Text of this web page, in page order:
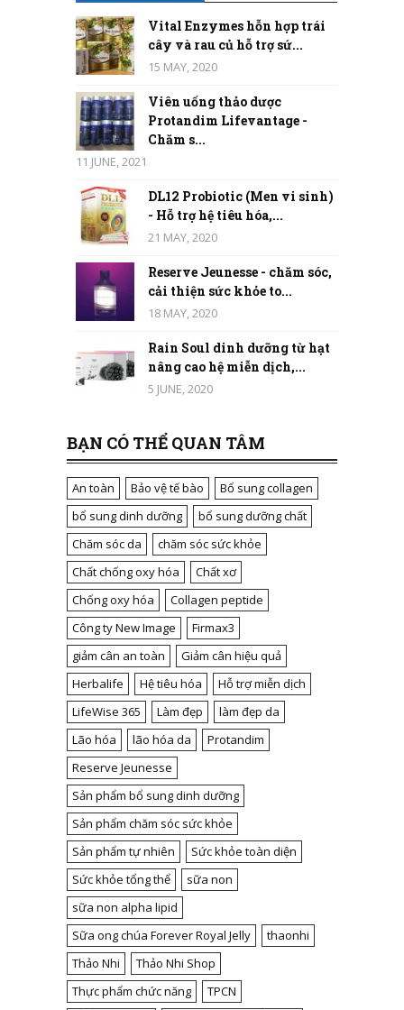
Vital Enzymes hỗn hợp trái
cây và rau củ hỗ trợ sứ...
15 MAY, 2020
Viên uống thảo dược
Protandim Lifevantage -
Chăm s...
11 JUNE, 2021
DL12 Probiotic (Men vi sinh)
- Hỗ trợ hệ tiêu hóa,...
21 MAY, 2020
Reserve Jeunesse - chăm sóc,
cải thiện sức khỏe to...
18 MAY, 2020
Rain Soul dinh dưỡng từ hạt
nâng cao hệ miễn dịch,...
5 JUNE, 2020
BẠN CÓ THỂ QUAN TÂM
An toàn Bảo vệ tế bào
Bổ sung collagen
bổ sung dinh dưỡng
bổ sung dưỡng chất
Chăm sóc da
chăm sóc sức khỏe
Chất chống oxy hóa
Chất xơ
Chống oxy hóa
Collagen peptide
Công ty New Image
Firmax3
giảm cân an toàn
Giảm cân hiệu quả
Herbalife
Hệ tiêu hóa
Hỗ trợ miễn dịch
LifeWise 365
Làm đẹp
làm đẹp da
Lão hóa
lão hóa da
Protandim
Reserve Jeunesse
Sản phẩm bổ sung dinh dưỡng
Sản phẩm chăm sóc sức khỏe
Sản phẩm tự nhiên
Sức khỏe toàn diện
Sức khỏe tổng thể
sữa non
sữa non alpha lipid
Sữa ong chúa Forever Royal Jelly
thaonhi
Thảo Nhi
Thảo Nhi Shop
Thực phẩm chức năng
TPCN